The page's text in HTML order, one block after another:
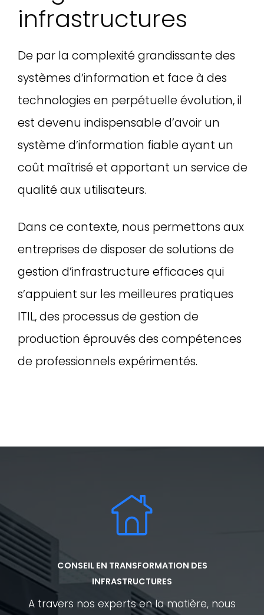
infrastructures
De par la complexité grandissante des
systèmes d’information et face à des
technologies en perpétuelle évolution, il
est devenu indispensable d’avoir un
système d’information fiable ayant un
coût maîtrisé et apportant un service de
qualité aux utilisateurs.
Dans ce contexte, nous permettons aux
entreprises de disposer de solutions de
gestion d’infrastructure efficaces qui
s’appuient sur les meilleures pratiques
ITIL, des processus de gestion de
production éprouvés des compétences
de professionnels expérimentés.
CONSEIL EN TRANSFORMATION DES
INFRASTRUCTURES
A travers nos experts en la matière, nous